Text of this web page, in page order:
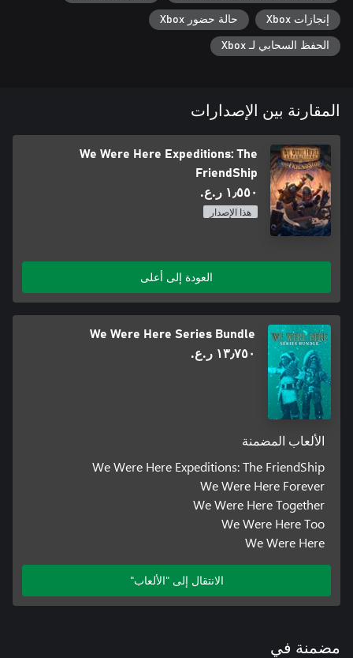
إنجازات Xbox حالة حضور Xbox
الحفظ السحابي لـ Xbox
المقارنة بين الإصدارات
We Were Here Expeditions: The
FriendShip
١٫٥٥٠ ر.ع.‏
هذا الإصدار
العودة إلى أعلى
We Were Here Series Bundle
١٣٫٧٥٠ ر.ع.‏
الألعاب المضمنة
We Were Here Expeditions: The FriendShip
We Were Here Forever
We Were Here Together
We Were Here Too
We Were Here
الانتقال إلى "الألعاب"
مضمنة في